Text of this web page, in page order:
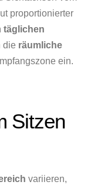
proportionierter
täglichen
die räumliche
ein.
Sitzen
variieren,